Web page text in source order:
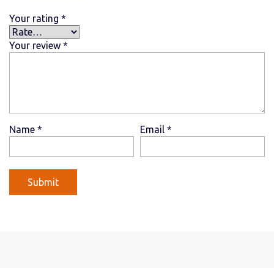
Your rating *
Your review *
Name * Email *